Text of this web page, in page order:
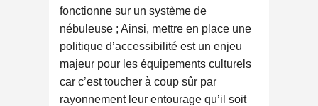
fonctionne sur un système de
nébuleuse ; Ainsi, mettre en place une
politique d’accessibilité est un enjeu
majeur pour les équipements culturels
car c’est toucher à coup sûr par
rayonnement leur entourage qu’il soit